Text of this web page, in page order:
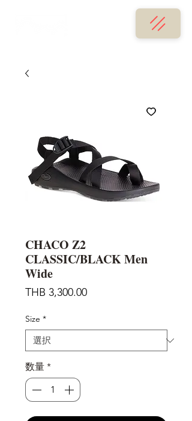
CHACO Z2
CLASSIC/BLACK Men
Wide
THB 3,300.00価
Size *
数量 *